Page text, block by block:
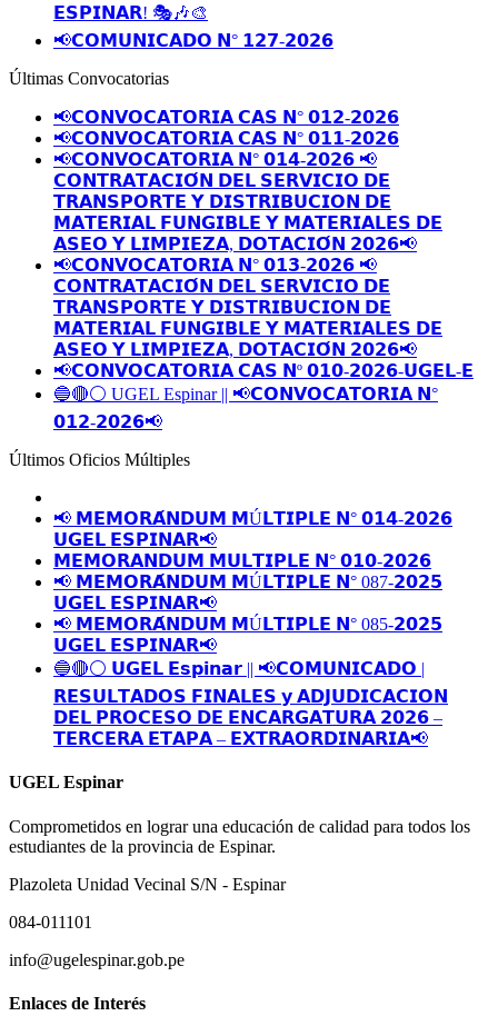
𝗘𝗦𝗣𝗜𝗡𝗔𝗥! 🎭🎶🎨
📢𝗖𝗢𝗠𝗨𝗡𝗜𝗖𝗔𝗗𝗢 𝗡° 𝟭𝟮𝟳-𝟮𝟬𝟮𝟲
Últimas Convocatorias
📢𝗖𝗢𝗡𝗩𝗢𝗖𝗔𝗧𝗢𝗥𝗜𝗔 𝗖𝗔𝗦 𝗡° 𝟬𝟭𝟮-𝟮𝟬𝟮𝟲
📢𝗖𝗢𝗡𝗩𝗢𝗖𝗔𝗧𝗢𝗥𝗜𝗔 𝗖𝗔𝗦 𝗡° 𝟬𝟭𝟭-𝟮𝟬𝟮𝟲
📢𝗖𝗢𝗡𝗩𝗢𝗖𝗔𝗧𝗢𝗥𝗜𝗔 𝗡° 𝟬𝟭𝟰-𝟮𝟬𝟮𝟲 📢
𝗖𝗢𝗡𝗧𝗥𝗔𝗧𝗔𝗖𝗜𝗢́𝗡 𝗗𝗘𝗟 𝗦𝗘𝗥𝗩𝗜𝗖𝗜𝗢 𝗗𝗘
𝗧𝗥𝗔𝗡𝗦𝗣𝗢𝗥𝗧𝗘 𝗬 𝗗𝗜𝗦𝗧𝗥𝗜𝗕𝗨𝗖𝗜𝗢𝗡 𝗗𝗘
𝗠𝗔𝗧𝗘𝗥𝗜𝗔𝗟 𝗙𝗨𝗡𝗚𝗜𝗕𝗟𝗘 𝗬 𝗠𝗔𝗧𝗘𝗥𝗜𝗔𝗟𝗘𝗦 𝗗𝗘
𝗔𝗦𝗘𝗢 𝗬 𝗟𝗜𝗠𝗣𝗜𝗘𝗭𝗔, 𝗗𝗢𝗧𝗔𝗖𝗜𝗢́𝗡 𝟮𝟬𝟮𝟲📢
📢𝗖𝗢𝗡𝗩𝗢𝗖𝗔𝗧𝗢𝗥𝗜𝗔 𝗡° 𝟬𝟭𝟯-𝟮𝟬𝟮𝟲 📢
𝗖𝗢𝗡𝗧𝗥𝗔𝗧𝗔𝗖𝗜𝗢́𝗡 𝗗𝗘𝗟 𝗦𝗘𝗥𝗩𝗜𝗖𝗜𝗢 𝗗𝗘
𝗧𝗥𝗔𝗡𝗦𝗣𝗢𝗥𝗧𝗘 𝗬 𝗗𝗜𝗦𝗧𝗥𝗜𝗕𝗨𝗖𝗜𝗢𝗡 𝗗𝗘
𝗠𝗔𝗧𝗘𝗥𝗜𝗔𝗟 𝗙𝗨𝗡𝗚𝗜𝗕𝗟𝗘 𝗬 𝗠𝗔𝗧𝗘𝗥𝗜𝗔𝗟𝗘𝗦 𝗗𝗘
𝗔𝗦𝗘𝗢 𝗬 𝗟𝗜𝗠𝗣𝗜𝗘𝗭𝗔, 𝗗𝗢𝗧𝗔𝗖𝗜𝗢́𝗡 𝟮𝟬𝟮𝟲📢
📢𝗖𝗢𝗡𝗩𝗢𝗖𝗔𝗧𝗢𝗥𝗜𝗔 𝗖𝗔𝗦 𝗡º 𝟬𝟭𝟬-𝟮𝟬𝟮𝟲-𝗨𝗚𝗘𝗟-𝗘
🔵🔴⚪️ UGEL Espinar || 📢𝗖𝗢𝗡𝗩𝗢𝗖𝗔𝗧𝗢𝗥𝗜𝗔 𝗡°
𝟬𝟭𝟮-𝟮𝟬𝟮𝟲📢
Últimos Oficios Múltiples
📢 𝗠𝗘𝗠𝗢𝗥𝗔́𝗡𝗗𝗨𝗠 𝗠Ú𝗟𝗧𝗜𝗣𝗟𝗘 𝗡° 𝟬𝟭𝟰-𝟮𝟬𝟮𝟲
𝗨𝗚𝗘𝗟 𝗘𝗦𝗣𝗜𝗡𝗔𝗥📢
𝗠𝗘𝗠𝗢𝗥𝗔𝗡𝗗𝗨𝗠 𝗠𝗨𝗟𝗧𝗜𝗣𝗟𝗘 𝗡° 𝟬𝟭𝟬-𝟮𝟬𝟮𝟲
📢 𝗠𝗘𝗠𝗢𝗥𝗔́𝗡𝗗𝗨𝗠 𝗠Ú𝗟𝗧𝗜𝗣𝗟𝗘 𝗡° 087-𝟮𝟬𝟮𝟱
𝗨𝗚𝗘𝗟 𝗘𝗦𝗣𝗜𝗡𝗔𝗥📢
📢 𝗠𝗘𝗠𝗢𝗥𝗔́𝗡𝗗𝗨𝗠 𝗠Ú𝗟𝗧𝗜𝗣𝗟𝗘 𝗡° 085-𝟮𝟬𝟮𝟱
𝗨𝗚𝗘𝗟 𝗘𝗦𝗣𝗜𝗡𝗔𝗥📢
🔵🔴⚪️ 𝗨𝗚𝗘𝗟 𝗘𝘀𝗽𝗶𝗻𝗮𝗿 || 📢𝗖𝗢𝗠𝗨𝗡𝗜𝗖𝗔𝗗𝗢 |
𝗥𝗘𝗦𝗨𝗟𝗧𝗔𝗗𝗢𝗦 𝗙𝗜𝗡𝗔𝗟𝗘𝗦 𝘆 𝗔𝗗𝗝𝗨𝗗𝗜𝗖𝗔𝗖𝗜𝗢𝗡
𝗗𝗘𝗟 𝗣𝗥𝗢𝗖𝗘𝗦𝗢 𝗗𝗘 𝗘𝗡𝗖𝗔𝗥𝗚𝗔𝗧𝗨𝗥𝗔 𝟮𝟬𝟮𝟲 –
𝗧𝗘𝗥𝗖𝗘𝗥𝗔 𝗘𝗧𝗔𝗣𝗔 – 𝗘𝗫𝗧𝗥𝗔𝗢𝗥𝗗𝗜𝗡𝗔𝗥𝗜𝗔📢
UGEL Espinar
Comprometidos en lograr una educación de calidad para todos los
estudiantes de la provincia de Espinar.
Plazoleta Unidad Vecinal S/N - Espinar
084-011101
info@ugelespinar.gob.pe
Enlaces de Interés